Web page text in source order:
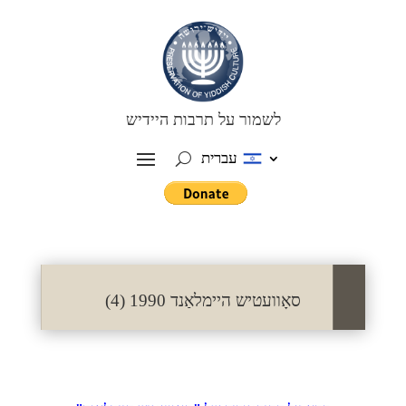
לשמור על תרבות היידיש
עברית
סאָוועטיש היימלאַנד 1990 (4)